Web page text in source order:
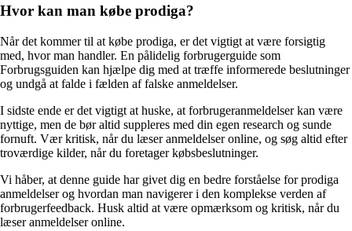
Hvor kan man købe prodiga?
Når det kommer til at købe prodiga, er det vigtigt at være forsigtig
med, hvor man handler. En pålidelig forbrugerguide som
Forbrugsguiden kan hjælpe dig med at træffe informerede beslutninger
og undgå at falde i fælden af falske anmeldelser.
I sidste ende er det vigtigt at huske, at forbrugeranmeldelser kan være
nyttige, men de bør altid suppleres med din egen research og sunde
fornuft. Vær kritisk, når du læser anmeldelser online, og søg altid efter
troværdige kilder, når du foretager købsbeslutninger.
Vi håber, at denne guide har givet dig en bedre forståelse for prodiga
anmeldelser og hvordan man navigerer i den komplekse verden af
forbrugerfeedback. Husk altid at være opmærksom og kritisk, når du
læser anmeldelser online.